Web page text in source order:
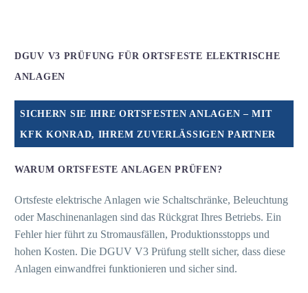
DGUV V3 PRÜFUNG FÜR ORTSFESTE ELEKTRISCHE
ANLAGEN
SICHERN SIE IHRE ORTSFESTEN ANLAGEN – MIT
KFK KONRAD, IHREM ZUVERLÄSSIGEN PARTNER
WARUM ORTSFESTE ANLAGEN PRÜFEN?
Ortsfeste elektrische Anlagen wie Schaltschränke, Beleuchtung
oder Maschinenanlagen sind das Rückgrat Ihres Betriebs. Ein
Fehler hier führt zu Stromausfällen, Produktionsstopps und
hohen Kosten. Die DGUV V3 Prüfung stellt sicher, dass diese
Anlagen einwandfrei funktionieren und sicher sind.